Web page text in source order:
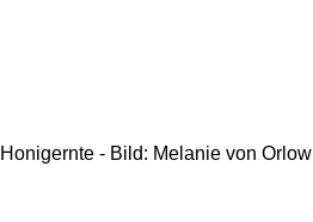
Honigernte - Bild: Melanie von Orlow